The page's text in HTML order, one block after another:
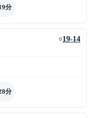
分
○19-14
分